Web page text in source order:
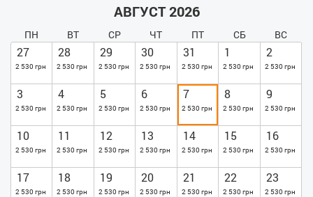
АВГУСТ 2026
ПН ВТ СР ЧТ ПТ СБ ВС
27
2 530 грн
28
2 530 грн
29
2 530 грн
30
2 530 грн
31
2 530 грн
1
2 530 грн
2
2 530 грн
3
2 530 грн
4
2 530 грн
5
2 530 грн
6
2 530 грн
7
2 530 грн
8
2 530 грн
9
2 530 грн
10
2 530 грн
11
2 530 грн
12
2 530 грн
13
2 530 грн
14
2 530 грн
15
2 530 грн
16
2 530 грн
17
2 530 грн
18
2 530 грн
19
2 530 грн
20
2 530 грн
21
2 530 грн
22
2 530 грн
23
2 530 грн